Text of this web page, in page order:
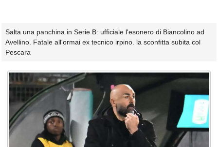
Salta una panchina in Serie B: ufficiale l'esonero di Biancolino ad
Avellino. Fatale all'ormai ex tecnico irpino. la sconfitta subita col
Pescara